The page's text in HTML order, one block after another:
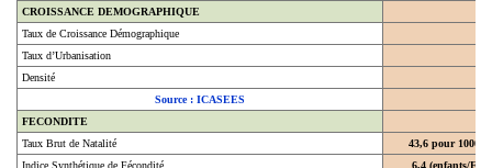
Taux de Croissance Démographique
Taux d’Urbanisation
Densité
Source : ICASEES
FECONDITE
Taux Brut de Natalité
43,6 pour 1000
Indice Synthétique de Fécondité
6,4 (enfants/F)